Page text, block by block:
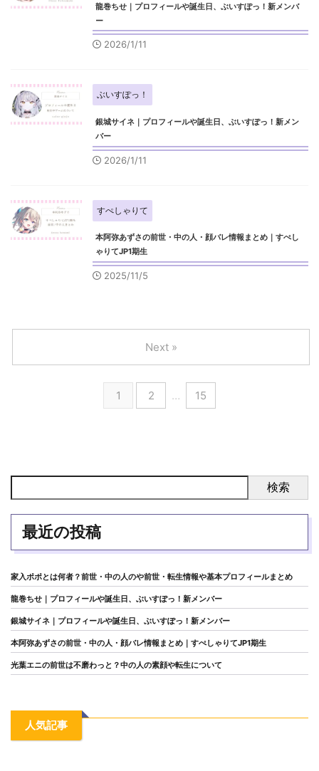
龍巻ちせ｜プロフィールや誕生日、ぶいすぽっ！新メンバ
ー
2026/1/11
ぶいすぽっ！
銀城サイネ｜プロフィールや誕生日、ぶいすぽっ！新メン
バー
2026/1/11
すぺしゃりて
本阿弥あずさの前世・中の人・顔バレ情報まとめ｜すぺし
ゃりてJP1期生
2025/11/5
1 2 … 15
Next »
検索
最近の投稿
家入ポポとは何者？前世・中の人のや前世・転生情報や基本プロフィールまとめ
龍巻ちせ｜プロフィールや誕生日、ぶいすぽっ！新メンバー
銀城サイネ｜プロフィールや誕生日、ぶいすぽっ！新メンバー
本阿弥あずさの前世・中の人・顔バレ情報まとめ｜すぺしゃりてJP1期生
光葉エニの前世は不磨わっと？中の人の素顔や転生について
人気記事